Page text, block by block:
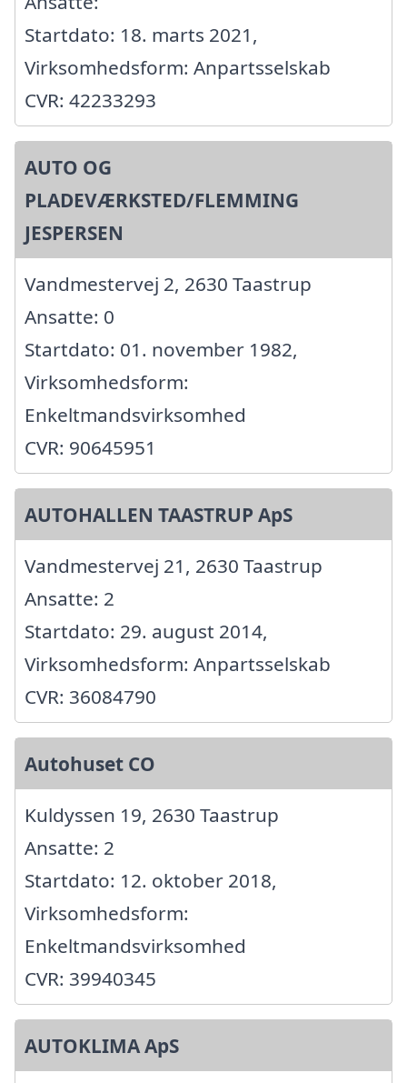
Startdato: 18. marts 2021,
Virksomhedsform: Anpartsselskab
CVR: 42233293
AUTO OG
PLADEVÆRKSTED/FLEMMING
JESPERSEN
Vandmestervej 2, 2630 Taastrup
Ansatte: 0
Startdato: 01. november 1982,
Virksomhedsform:
Enkeltmandsvirksomhed
CVR: 90645951
AUTOHALLEN TAASTRUP ApS
Vandmestervej 21, 2630 Taastrup
Ansatte: 2
Startdato: 29. august 2014,
Virksomhedsform: Anpartsselskab
CVR: 36084790
Autohuset CO
Kuldyssen 19, 2630 Taastrup
Ansatte: 2
Startdato: 12. oktober 2018,
Virksomhedsform:
Enkeltmandsvirksomhed
CVR: 39940345
AUTOKLIMA ApS